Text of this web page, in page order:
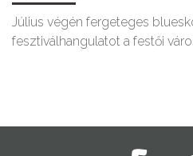
Július végén fergeteges
fesztiválhangulatot a festői